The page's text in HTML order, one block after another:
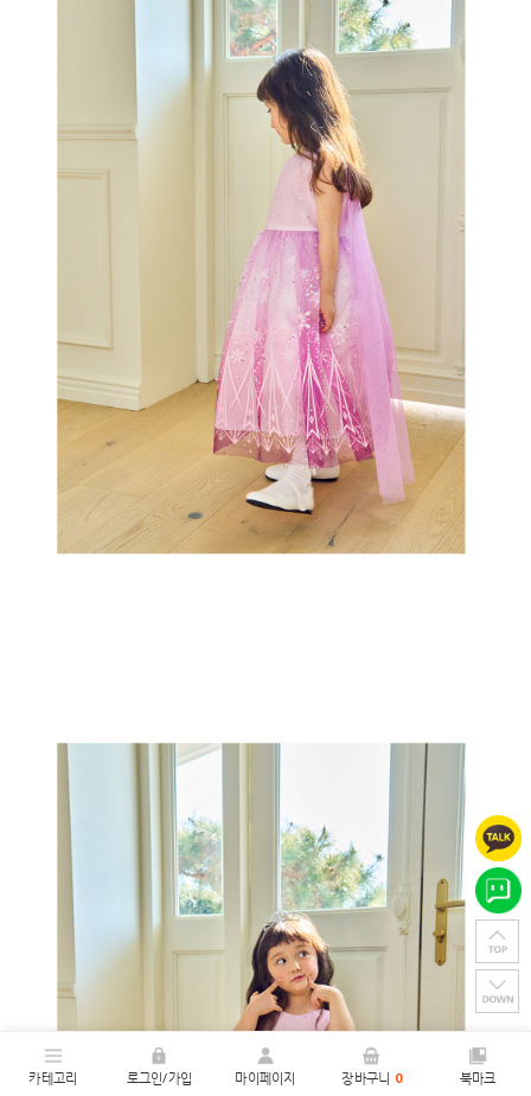
카테고리 로그인/가입 마이페이지 장바구니 0 북마크